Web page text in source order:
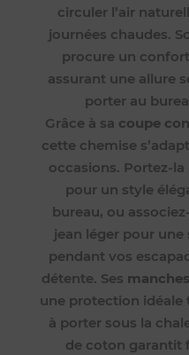
circuler l’air
journées chaudes.
procure un
assurant une allure
porter au
Grâce à sa coupe
cette chemise
occasions. Portez-
pour un style
bureau, ou
jean léger pour
pendant vos
détente. Ses
une protection idéale
à porter sous la
de coton garantit